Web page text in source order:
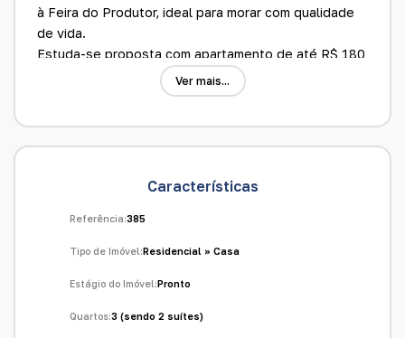
à Feira do Produtor, ideal para morar com qualidade
de vida.
Estuda-se proposta com apartamento de até R$ 180
mil e caminhonete na negociação.
1 suíte com closet
Cozinha planejada
Banheiro externo
Área de serviço
Armários planejados em todos os quartos
Ver mais...
Características
Referência:385
Tipo de Imóvel:Residencial » Casa
Estágio do Imóvel:Pronto
Quartos:3 (sendo 2 suítes)